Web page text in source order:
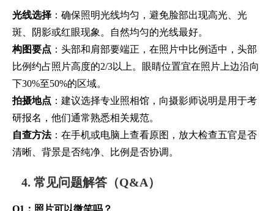
光线选择 ：确保照明光线均匀，避免脸部出现高光、光
斑、阴影或红眼现象。自然均匀的光线最好。
构图要点 ：头部和肩部要端正，在照片中比例适中，头部
比例约占照片高度的2/3以上。眼睛位置宜在照片上边沿向
下30%至50%的区域。
拍摄地点 ：建议选择专业照相馆，向摄影师说明是用于考
研报名，他们通常熟悉相关规范。
自查方法：在手机或电脑上查看原图，放大检查五官是否
清晰、背景是否纯净、比例是否协调。
4. 常见问题解答（Q&A）
Q1：照片可以微笑吗？